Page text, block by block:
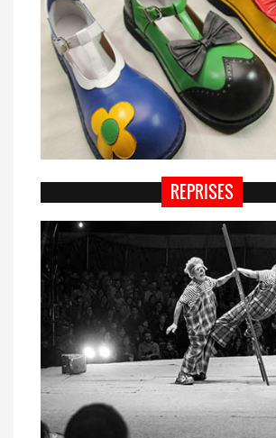
REPRISES